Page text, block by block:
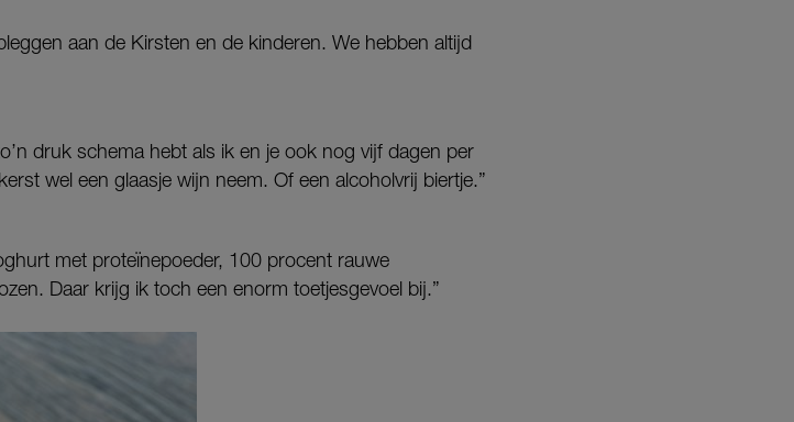
aan de Kirsten en de kinderen. We hebben altijd
druk schema hebt als ik en je ook nog vijf dagen per
wel een glaasje wijn neem. Of een alcoholvrij biertje.”
met proteïnepoeder, 100 procent rauwe
Daar krijg ik toch een enorm toetjesgevoel bij.”